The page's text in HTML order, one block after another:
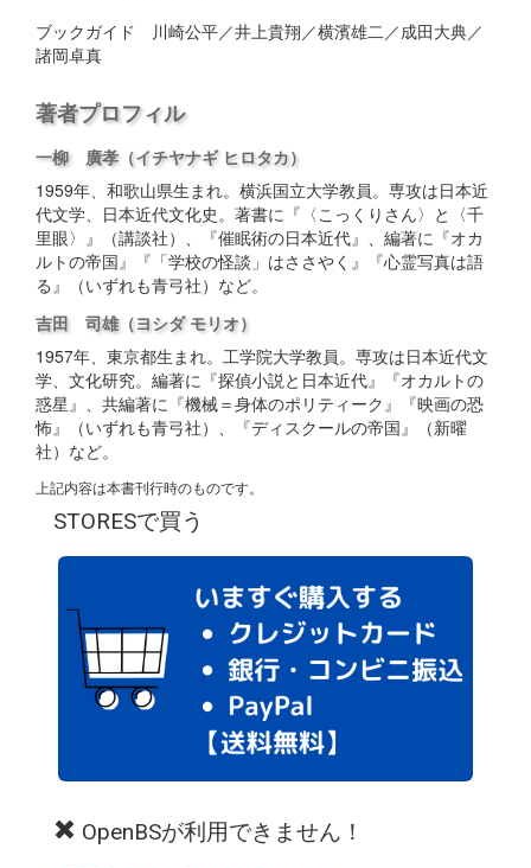
ブックガイド 川崎公平／井上貴翔／横濱雄二／成田大典／
諸岡卓真
著者プロフィル
一柳 廣孝（イチヤナギ ヒロタカ）
1959年、和歌山県生まれ。横浜国立大学教員。専攻は日本近
代文学、日本近代文化史。著書に『〈こっくりさん〉と〈千
里眼〉』（講談社）、『催眠術の日本近代』、編著に『オカ
ルトの帝国』『「学校の怪談」はささやく』『心霊写真は語
る』（いずれも青弓社）など。
吉田 司雄（ヨシダ モリオ）
1957年、東京都生まれ。工学院大学教員。専攻は日本近代文
学、文化研究。編著に『探偵小説と日本近代』『オカルトの
惑星』、共編著に『機械＝身体のポリティーク』『映画の恐
怖』（いずれも青弓社）、『ディスクールの帝国』（新曜
社）など。
上記内容は本書刊行時のものです。
STORESで買う
OpenBSが利用できません！